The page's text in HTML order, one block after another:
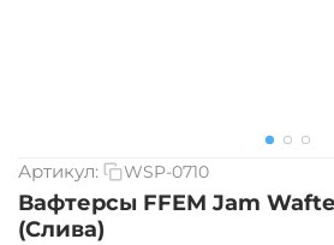
Артикул: WSP-0710
Вафтерсы FFEM Jam
(Слива)